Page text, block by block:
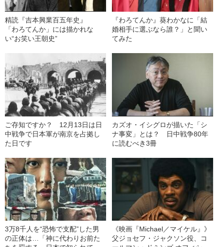
精読『吉本興業百五年史』
「わろてんか」には描かれな
い“お笑い王朝史”
『わろてんか』葵わかなに「結
婚相手に選ぶなら誰？」と聞い
てみた
ご存知ですか？ 12月13日は日
中戦争で日本軍が南京を占拠し
た日です
カズオ・イシグロが描いた「シ
ナ事変」とは？ 日中戦争80年
に読むべき3冊
3万8千人を“恐怖で支配”した男
の正体は…「神に代わりお前た
《映画『Michael／マイケル』》
父ジョセフ・ジャクソン役、コ